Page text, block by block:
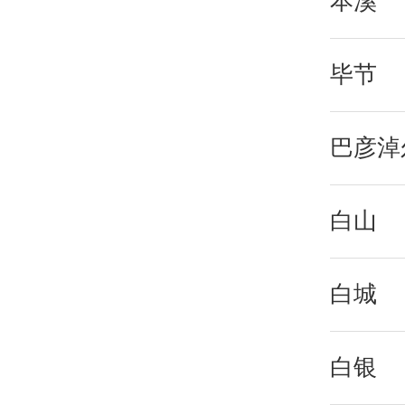
毕节
巴彦
白山
白城
白银